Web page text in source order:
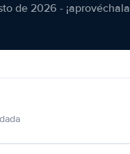
de 2026 - ¡aprovéchala